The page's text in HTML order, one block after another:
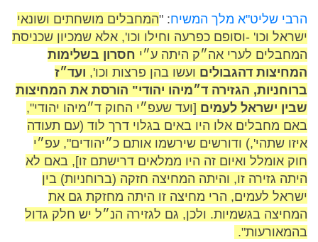
הרבי שליט"א מלך המשיח: "המחבלים מושחתים ושונאי
ישראל וכו' -וסופם כפרעה וחילו וכו', אלא שמכיון שכניסת
המחבלים לערי אה״ק היתה ע״י חסרון בשלימות
המחיצות דהגבולים ועשו בהן פרצות וכו', ועד״ז
ברוחניות, הגזירה ד״מיהו יהודי" הורסת את המחיצות
שבין ישראל לעמים [ועד שעפ״י החוק ד״מיהו יהודי",
באם מחבלים אלו היו באים בגלוי דרך לוד (עם תעודה
איזו שתהי',) ודורשים שירשמו אותם כ״יהודים", עפ״י
חוק אומלל ואיום זה היו ממלאים דרישתם זו], באם לא
היתה גזירה זו, והיתה המחיצה חזקה (ברוחניות) בין
ישראל לעמים, הרי מחיצה זו היתה מחזקת גם את
המחיצה בגשמיות. ולכן, גם לגזירה הנ״ל יש חלק גדול
בהמאורעות".